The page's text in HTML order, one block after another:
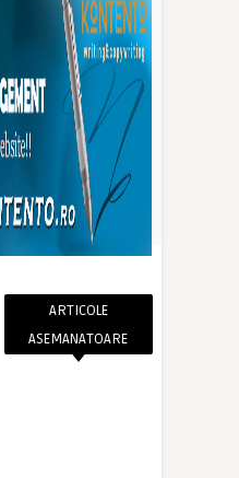
ARTICOLE
ASEMANATOARE